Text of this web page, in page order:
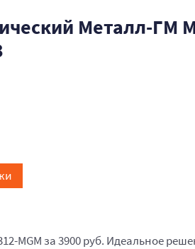
Металл-ГМ
MGM за 3900 руб. Идеальное